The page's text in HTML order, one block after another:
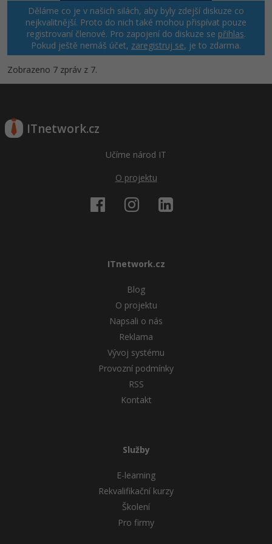
Děláme co je v našich silách, aby byly zdejší diskuze co
nejkvalitnější. Proto do nich také mohou přispívat pouze
registrovaní členové. Pro zapojení do diskuze se přihlas.
Pokud ještě nemáš účet, zaregistruj se, je to zdarma.
Zobrazeno 7 zpráv z 7.
ITnetwork.cz
Učíme národ IT
O projektu
ITnetwork.cz
Blog
O projektu
Napsali o nás
Reklama
Vývoj systému
Provozní podmínky
RSS
Kontakt
Služby
E-learning
Rekvalifikační kurzy
Školení
Pro firmy